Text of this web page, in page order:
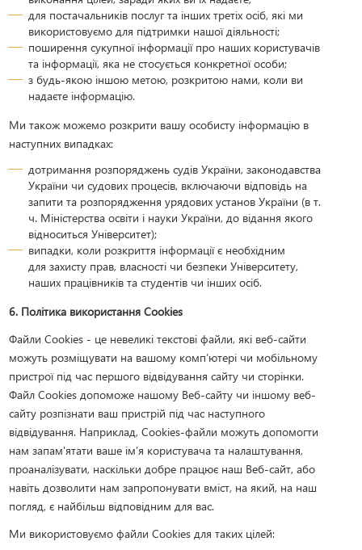
для постачальників послуг та інших третіх осіб, які ми
використовуємо для підтримки нашої діяльності;
поширення сукупної інформації про наших користувачів
та інформації, яка не стосується конкретної особи;
з будь-якою іншою метою, розкритою нами, коли ви
надаєте інформацію.
Ми також можемо розкрити вашу особисту інформацію в
наступних випадках:
дотримання розпоряджень судів України, законодавства
України чи судових процесів, включаючи відповідь на
запити та розпорядження урядових установ України (в т.
ч. Міністерства освіти і науки України, до відання якого
відноситься Університет);
випадки, коли розкриття інформації є необхідним
для захисту прав, власності чи безпеки Університету,
наших працівників та студентів чи інших осіб.
6. Політика використання Cookies
Файли Cookies - це невеликі текстові файли, які веб-сайти
можуть розміщувати на вашому комп’ютері чи мобільному
пристрої під час першого відвідування сайту чи сторінки.
Файл Cookies допоможе нашому Веб-сайту чи іншому веб-
сайту розпізнати ваш пристрій під час наступного
відвідування. Наприклад, Cookies-файли можуть допомогти
нам запам'ятати ваше ім’я користувача та налаштування,
проаналізувати, наскільки добре працює наш Веб-сайт, або
навіть дозволити нам запропонувати вміст, на який, на наш
погляд, є найбільш відповідним для вас.
Ми використовуємо файли Cookies для таких цілей: